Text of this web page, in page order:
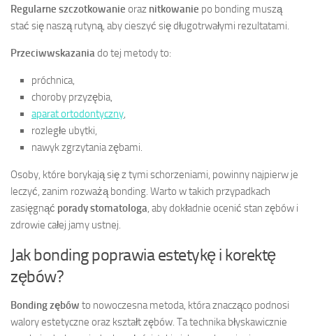
Regularne szczotkowanie oraz nitkowanie po bonding muszą
stać się naszą rutyną, aby cieszyć się długotrwałymi rezultatami.
Przeciwwskazaniado tej metody to:
próchnica,
choroby przyzębia,
aparat ortodontyczny,
rozległe ubytki,
nawyk zgrzytania zębami.
Osoby, które borykają się z tymi schorzeniami, powinny najpierw je
leczyć, zanim rozważą bonding. Warto w takich przypadkach
zasięgnąć porady stomatologa, aby dokładnie ocenić stan zębów i
zdrowie całej jamy ustnej.
Jak bonding poprawia estetykę i korektę
zębów?
Bonding zębów to nowoczesna metoda, która znacząco podnosi
walory estetyczne oraz kształt zębów. Ta technika błyskawicznie